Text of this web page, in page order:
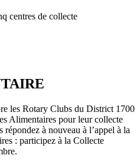
centres de collecte
les Rotary Clubs du District 1700
Alimentaires pour leur collecte
à nouveau à l’appel à la
: participez à la Collecte